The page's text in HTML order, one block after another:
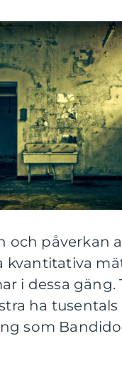
påverkan
i dessa gäng.
ha
som